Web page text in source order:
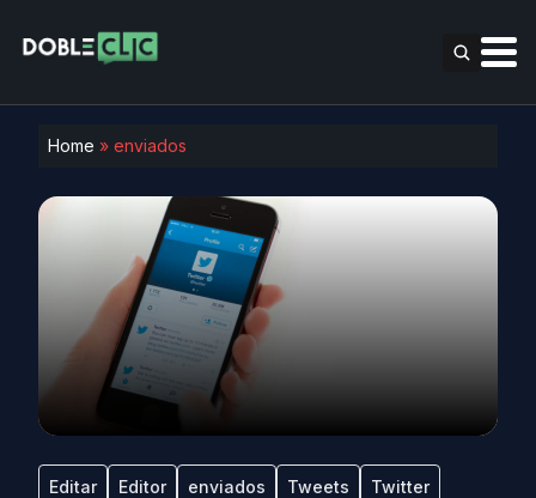
Home » enviados
Editar Editor enviados Tweets Twitter